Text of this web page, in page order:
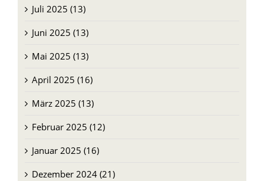
Juli 2025 (13)
Juni 2025 (13)
Mai 2025 (13)
April 2025 (16)
März 2025 (13)
Februar 2025 (12)
Januar 2025 (16)
Dezember 2024 (21)